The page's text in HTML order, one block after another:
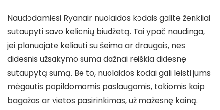
Naudodamiesi Ryanair nuolaidos kodais galite ženkliai
sutaupyti savo kelionių biudžetą. Tai ypač naudinga,
jei planuojate keliauti su šeima ar draugais, nes
didesnis užsakymo suma dažnai reiškia didesnę
sutaupytą sumą. Be to, nuolaidos kodai gali leisti jums
mėgautis papildomomis paslaugomis, tokiomis kaip
bagažas ar vietos pasirinkimas, už mažesnę kainą.